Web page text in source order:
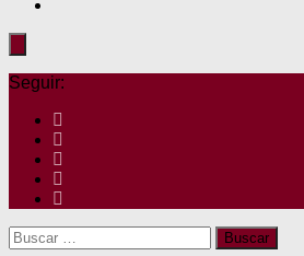
Seguir:
Buscar: